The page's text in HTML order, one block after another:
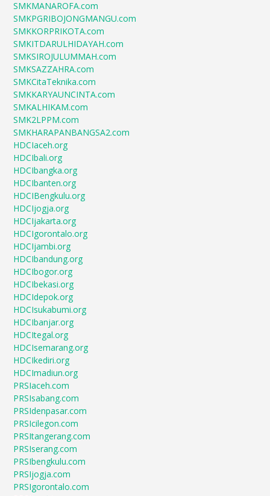
SMKMANAROFA.com
SMKPGRIBOJONGMANGU.com
SMKKORPRIKOTA.com
SMKITDARULHIDAYAH.com
SMKSIROJULUMMAH.com
SMKSAZZAHRA.com
SMKCitaTeknika.com
SMKKARYAUNCINTA.com
SMKALHIKAM.com
SMK2LPPM.com
SMKHARAPANBANGSA2.com
HDCIaceh.org
HDCIbali.org
HDCIbangka.org
HDCIbanten.org
HDCIBengkulu.org
HDCIjogja.org
HDCIjakarta.org
HDCIgorontalo.org
HDCIjambi.org
HDCIbandung.org
HDCIbogor.org
HDCIbekasi.org
HDCIdepok.org
HDCIsukabumi.org
HDCIbanjar.org
HDCItegal.org
HDCIsemarang.org
HDCIkediri.org
HDCImadiun.org
PRSIaceh.com
PRSIsabang.com
PRSIdenpasar.com
PRSIcilegon.com
PRSItangerang.com
PRSIserang.com
PRSIbengkulu.com
PRSIjogja.com
PRSIgorontalo.com